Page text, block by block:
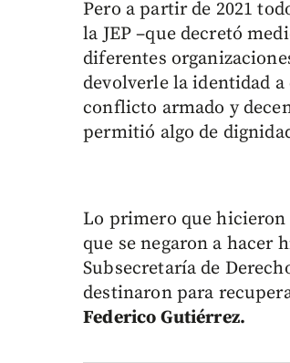
Pero a partir de 2021
la JEP –que decretó
diferentes
devolverle la identidad
conflicto armado y
permitió algo de
Lo primero que
que se negaron a hacer
Subsecretaría de
destinaron para
Federico Gutiérrez.